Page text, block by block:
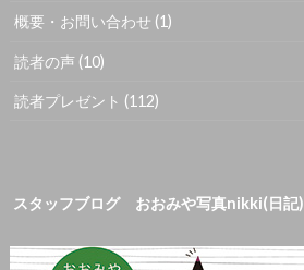
概要・お問い合わせ (1)
読者の声 (10)
読者プレゼント (112)
スタッフブログ おおみや写真nikki(日記)